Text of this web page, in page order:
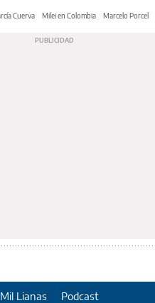
Cuerva Milei en Colombia Marcelo Porcel
Mil Lianas Podcast